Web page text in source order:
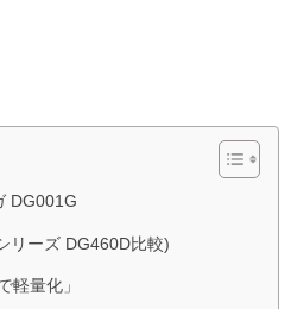
DG001G
リーズ DG460D比較)
軽量化」